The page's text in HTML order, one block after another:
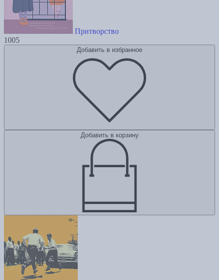
Притворство
1005
Добавить в избранное
Добавить в корзину